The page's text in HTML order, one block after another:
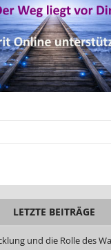
LETZTE BEITRÄGE
und die Rolle des